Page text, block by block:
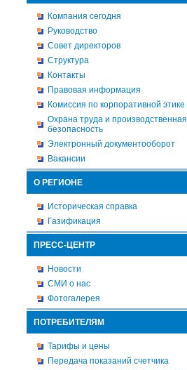
Компания сегодня
Руководство
Совет директоров
Структура
Контакты
Правовая информация
Комиссия по корпоративной этике
Охрана труда и производственная
безопасность
Электронный документооборот
Вакансии
О РЕГИОНЕ
Историческая справка
Газификация
ПРЕСС-ЦЕНТР
Новости
СМИ о нас
Фотогалерея
ПОТРЕБИТЕЛЯМ
Тарифы и цены
Передача показаний счетчика